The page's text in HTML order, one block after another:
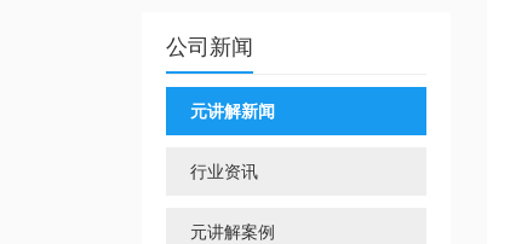
公司新闻
元讲解新闻
行业资讯
元讲解案例